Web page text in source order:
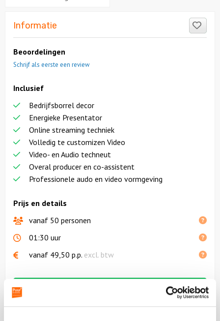
Informatie
Beoordelingen
Schrijf als eerste een review
Prijs en details
vanaf 50 personen
01:30 uur
vanaf 49,50 p.p. excl. btw
Inclusief
Bedrijfsborrel decor
Energieke Presentator
Online streaming techniek
Volledig te customizen Video
Video- en Audio techneut
Overal producer en co-assistent
Professionele audo en video vormgeving
Vraag vrijblijvende een offerte aan